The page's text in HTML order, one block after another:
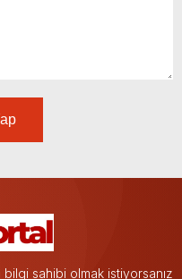
sahibi olmak istiyorsanız